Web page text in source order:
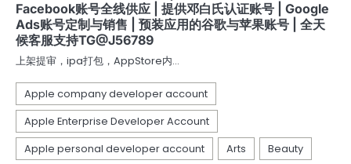
Facebook账号全线供应 | 提供邓白氏认证账号 | Google
Ads账号定制与销售 | 预装应用的谷歌与苹果账号 | 全天
候客服支持TG@J56789
上架提审，ipa打包，AppStore内…